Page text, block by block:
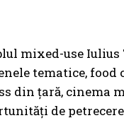
mixed-use Iulius
tematice,
din țară, cinema
de